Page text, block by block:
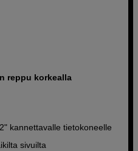
reppu korkealla
kannettavalle tietokoneelle
sivuilta